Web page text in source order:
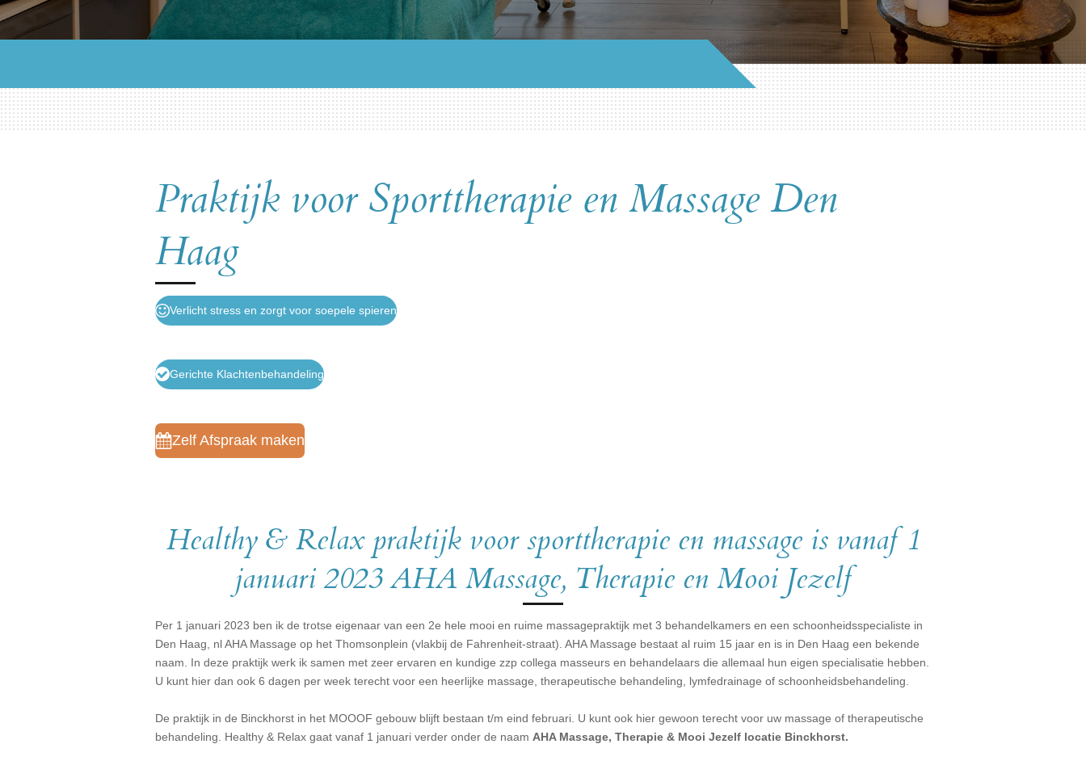
Praktijk voor Sporttherapie en Massage Den
Haag
Verlicht stress en zorgt voor soepele spieren
Gerichte Klachtenbehandeling
Zelf Afspraak maken
Healthy & Relax praktijk voor sporttherapie en massage is vanaf 1
januari 2023 AHA Massage, Therapie en Mooi Jezelf
Per 1 januari 2023 ben ik de trotse eigenaar van een 2e hele mooi en ruime massagepraktijk met 3 behandelkamers en een schoonheidsspecialiste in
Den Haag, nl AHA Massage op het Thomsonplein (vlakbij de Fahrenheit-straat). AHA Massage bestaat al ruim 15 jaar en is in Den Haag een bekende
naam. In deze praktijk werk ik samen met zeer ervaren en kundige zzp collega masseurs en behandelaars die allemaal hun eigen specialisatie hebben.
U kunt hier dan ook 6 dagen per week terecht voor een heerlijke massage, therapeutische behandeling, lymfedrainage of schoonheidsbehandeling.
De praktijk in de Binckhorst in het MOOOF gebouw blijft bestaan t/m eind februari. U kunt ook hier gewoon terecht voor uw massage of therapeutische
behandeling. Healthy & Relax gaat vanaf 1 januari verder onder de naam AHA Massage, Therapie & Mooi Jezelf locatie Binckhorst.